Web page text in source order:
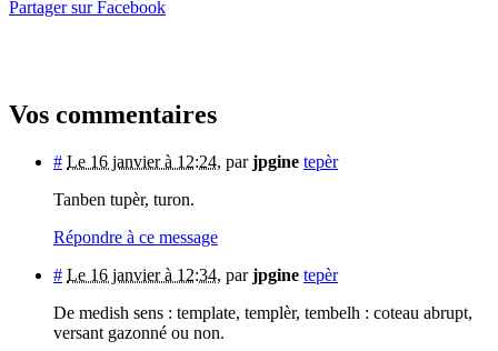
Partager sur Facebook
Vos commentaires
# Le 16 janvier à 12:24, parjpgine tepèr
Tanben tupèr, turon.
Répondre à ce message
# Le 16 janvier à 12:34, parjpgine tepèr
De medish sens : template, templèr, tembelh : coteau abrupt,
versant gazonné ou non.